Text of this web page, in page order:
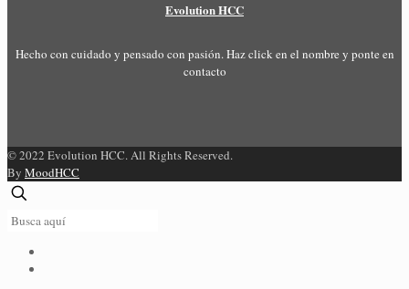
Evolution HCC
Hecho con cuidado y pensado con pasión. Haz click en el nombre y ponte en
contacto
© 2022 Evolution HCC. All Rights Reserved.
By MoodHCC